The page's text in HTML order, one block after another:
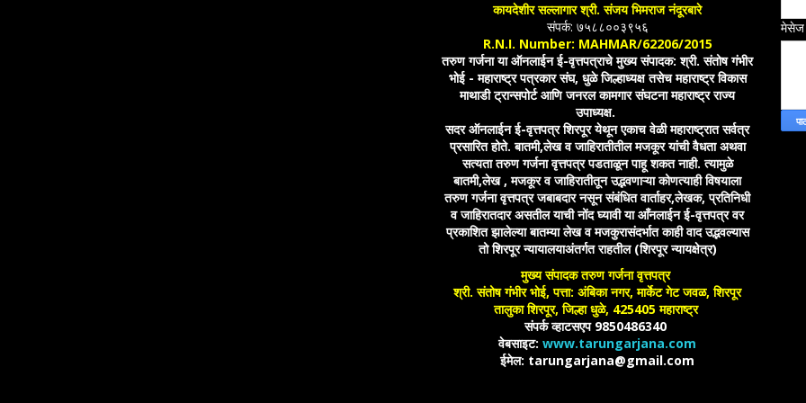
कायदेशीर सल्लागार श्री. संजय भिमराज नंदूरबारे
संपर्क: ७५८८००३९५६
R.N.I. Number: MAHMAR/62206/2015
तरुण गर्जना या ऑनलाईन ई-वृत्तपत्राचे मुख्य संपादक: श्री. संतोष गंभीर
भोई - महाराष्ट्र पत्रकार संघ, धुळे जिल्हाध्यक्ष तसेच महाराष्ट्र विकास
माथाडी ट्रान्सपोर्ट आणि जनरल कामगार संघटना महाराष्ट्र राज्य
उपाध्यक्ष.
सदर ऑनलाईन ई-वृत्तपत्र शिरपूर येथून एकाच वेळी महाराष्ट्रात सर्वत्र
प्रसारित होते. बातमी,लेख व जाहिरातीतील मजकूर यांची वैधता अथवा
सत्यता तरुण गर्जना वृत्तपत्र पडताळून पाहू शकत नाही. त्यामुळे
बातमी,लेख , मजकूर व जाहिरातीतून उद्भवणाऱ्या कोणत्याही विषयाला
तरुण गर्जना वृत्तपत्र जबाबदार नसून संबंधित वार्ताहर,लेखक, प्रतिनिधी
व जाहिरातदार असतील याची नोंद घ्यावी या आँनलाईन ई-वृत्तपत्र वर
प्रकाशित झालेल्या बातम्या लेख व मजकुरासंदर्भात काही वाद उद्भवल्यास
तो शिरपूर न्यायालयाअंतर्गत राहतील (शिरपूर न्यायक्षेत्र)
मुख्य संपादक तरुण गर्जना वृत्तपत्र
श्री. संतोष गंभीर भोई, पत्ता: अंबिका नगर, मार्केट गेट जवळ, शिरपूर
तालुका शिरपूर, जिल्हा धुळे, 425405 महाराष्ट्र
संपर्क व्हाटसएप 9850486340
वेबसाइट: www.tarungarjana.com
ईमेल: tarungarjana@gmail.com